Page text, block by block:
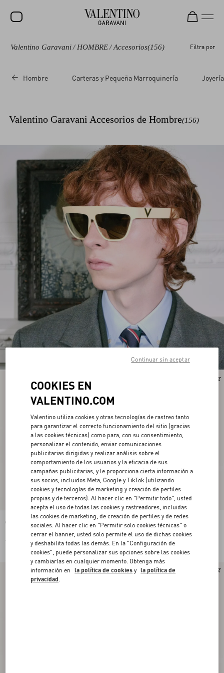
NOVEDADES
BOLSOS
REGALOS
FRAGANCIAS
V-UNIVERSE
Valentino Garavani/ HOMBRE/ Accesorios(156) Filtra por
Hombre Carteras y Pequeña Marroquinería Joyería
Valentino Garavani Accesorios de Hombre(156)
Gafas Rectangulares De Acetato Gafas Rectangulares De Acetato
€ 430,00
Nuevo
COOKIES EN
VALENTINO.COM
Valentino utiliza cookies y otras tecnologías de rastreo tanto
para garantizar el correcto funcionamiento del sitio (gracias
a las cookies técnicas) como para, con su consentimiento,
personalizar el contenido, enviar comunicaciones
publicitarias dirigidas y realizar análisis sobre el
comportamiento de los usuarios y la eficacia de sus
campañas publicitarias, y le proporciona cierta información a
sus socios, incluidos Meta, Google y TikTok (utilizando
cookies y tecnologías de marketing y creación de perfiles
propias y de terceros). Al hacer clic en "Permitir todo", usted
acepta el uso de todas las cookies y rastreadores, incluidas
las cookies de marketing, de creación de perfiles y de redes
sociales. Al hacer clic en "Permitir solo cookies técnicas" o
cerrar el banner, usted solo permite el uso de dichas cookies
y deshabilita todas las demás. En la "Configuración de
cookies", puede personalizar sus opciones sobre las cookies
y cambiarlas en cualquier momento. Obtenga más
información en
la política de cookies y la política de
privacidad.
Continuar sin aceptar